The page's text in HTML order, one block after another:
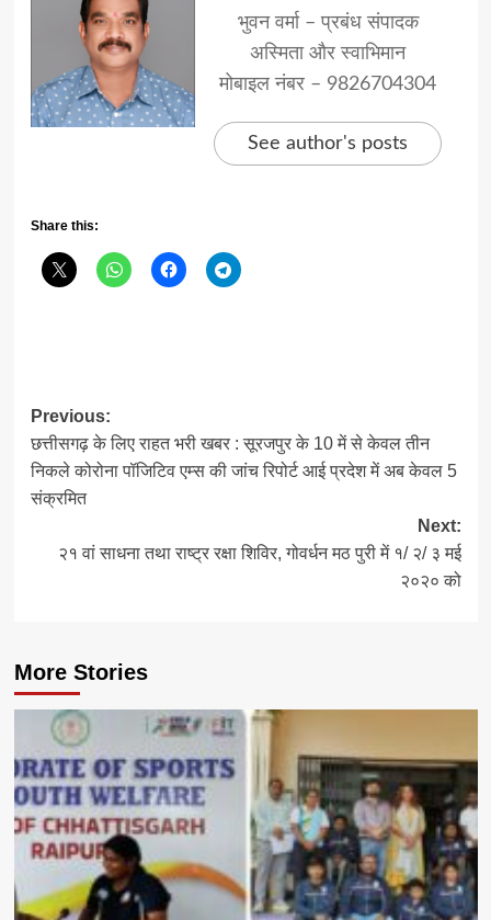
भुवन वर्मा – प्रबंध संपादक
अस्मिता और स्वाभिमान
मोबाइल नंबर – 9826704304
See author's posts
Share this:
Post
navigation
Previous:
छत्तीसगढ़ के लिए राहत भरी खबर : सूरजपुर के 10 में से केवल तीन
निकले कोरोना पॉजिटिव एम्स की जांच रिपोर्ट आई प्रदेश में अब केवल 5
संक्रमित
Next:
२१ वां साधना तथा राष्ट्र रक्षा शिविर, गोवर्धन मठ पुरी में १/ २/ ३ मई
२०२० को
More Stories